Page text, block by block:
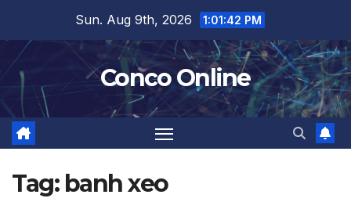
content
Sun. Aug 9th, 2026 1:01:42 PM
Conco Online
Tag: banh xeo